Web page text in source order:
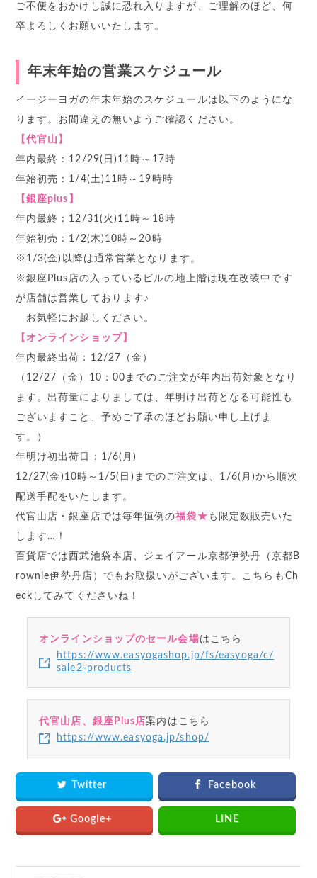
ご不便をおかけし誠に恐れ入りますが、ご理解のほど、何
卒よろしくお願いいたします。
年末年始の営業スケジュール
イージーヨガの年末年始のスケジュールは以下のようにな
ります。お間違えの無いようご確認ください。
【代官山】
年内最終：12/29(日)11時～17時
年始初売：1/4(土)11時～19時時
【銀座plus】
年内最終：12/31(火)11時～18時
年始初売：1/2(木)10時～20時
※1/3(金)以降は通常営業となります。
※銀座Plus店の入っているビルの地上階は現在改装中です
が店舗は営業しております♪
お気軽にお越しください。
【オンラインショップ】
年内最終出荷：12/27（金）
（12/27（金）10：00までのご注文が年内出荷対象となり
ます。出荷量によりましては、年明け出荷となる可能性も
ございますこと、予めご了承のほどお願い申し上げま
す。）
年明け初出荷日：1/6(月)
12/27(金)10時～1/5(日)までのご注文は、1/6(月)から順次
配送手配をいたします。
代官山店・銀座店では毎年恒例の福袋★ も限定数販売いた
します…！
百貨店では西武池袋本店、ジェイアール京都伊勢丹（京都B
rownie伊勢丹店）でもお取扱いがございます。こちらもCh
eckしてみてくださいね！
オンラインショップのセール会場はこちら
https://www.easyogashop.jp/fs/easyoga/c/
sale2-products
代官山店、銀座Plus店案内はこちら
https://www.easyoga.jp/shop/
Twitter Facebook
Google+ LINE